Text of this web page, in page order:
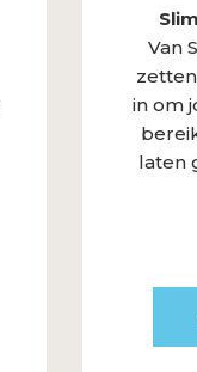
Van
in om
laten